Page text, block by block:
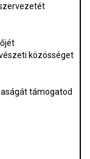
közösséget
támogatod